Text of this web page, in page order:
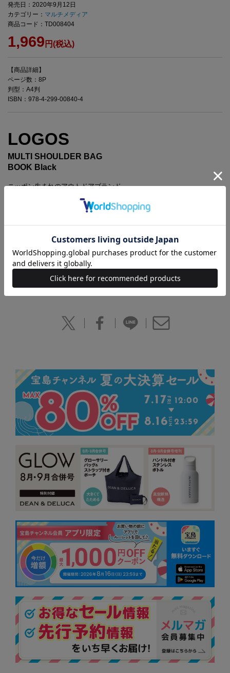
発売日：2020年9月12日
カテゴリー： マルチメディア
商品コード：TD008404
1,969 円(税込)
【商品詳細】
ページ数：8P
判型：A4判
ISBN：978-4-299-00840-4
LOGOS
MULTI SHOULDER BAG
BOOK Black
ニッポン生まれのアウトドアブランド
おうちでも野外でも収納・整理に活躍！
スマート設計の多収納バッグ
日本を代表するアウトドアブランド「LOGOS（ロゴス）」の、
マルチに使えるショルダーバッグが登場！
※商品に関するお問い合わせ先は、「中身を見る」をご覧ください
【別のカラーはこちら】